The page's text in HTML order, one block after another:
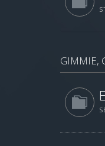
GIMMIE,